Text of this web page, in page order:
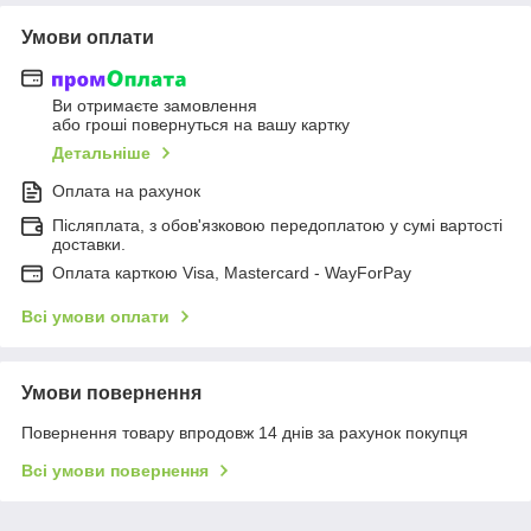
Умови оплати
Ви отримаєте замовлення
або гроші повернуться на вашу картку
Детальніше
Оплата на рахунок
Післяплата, з обов'язковою передоплатою у сумі вартості
доставки.
Оплата карткою Visa, Mastercard - WayForPay
Всі умови оплати
Умови повернення
Повернення товару впродовж 14 днів за рахунок покупця
Всі умови повернення